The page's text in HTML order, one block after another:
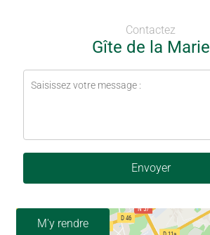
Contactez
Gîte de la Marie
Envoyer
M'y rendre